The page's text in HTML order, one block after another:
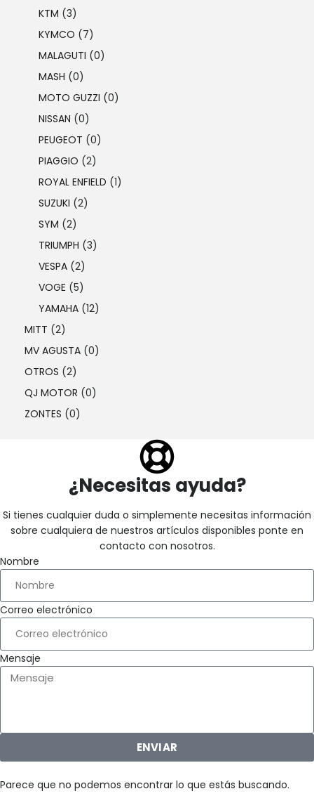
KTM (3)
KYMCO (7)
MALAGUTI (0)
MASH (0)
MOTO GUZZI (0)
NISSAN (0)
PEUGEOT (0)
PIAGGIO (2)
ROYAL ENFIELD (1)
SUZUKI (2)
SYM (2)
TRIUMPH (3)
VESPA (2)
VOGE (5)
YAMAHA (12)
MITT (2)
MV AGUSTA (0)
OTROS (2)
QJ MOTOR (0)
ZONTES (0)
¿Necesitas ayuda?
Si tienes cualquier duda o simplemente necesitas información
sobre cualquiera de nuestros artículos disponibles ponte en
contacto con nosotros.
Nombre
Correo electrónico
Mensaje
ENVIAR
Parece que no podemos encontrar lo que estás buscando.